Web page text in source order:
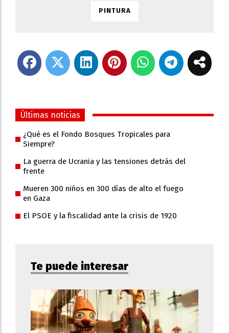
PINTURA
Últimas noticias
¿Qué es el Fondo Bosques Tropicales para
Siempre?
La guerra de Ucrania y las tensiones detrás del
frente
Mueren 300 niños en 300 días de alto el fuego
en Gaza
El PSOE y la fiscalidad ante la crisis de 1920
Te puede interesar